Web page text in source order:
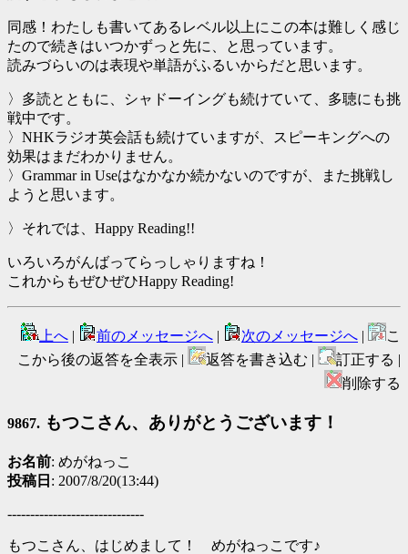
同感！わたしも書いてあるレベル以上にこの本は難しく感じ
たので続きはいつかずっと先に、と思っています。
読みづらいのは表現や単語がふるいからだと思います。
〉多読とともに、シャドーイングも続けていて、多聴にも挑
戦中です。
〉NHKラジオ英会話も続けていますが、スピーキングへの
効果はまだわかりません。
〉Grammar in Useはなかなか続かないのですが、また挑戦し
ようと思います。
〉それでは、Happy Reading!!
いろいろがんばってらっしゃりますね！
これからもぜひぜひHappy Reading!
上へ | 前のメッセージへ | 次のメッセージへ |
こ
こから後の返答を全表示 |
返答を書き込む |
訂正する |
削除する
9867. もつこさん、ありがとうございます！
お名前: めがねっこ
投稿日 : 2007/8/20(13:44)
------------------------------
もつこさん、はじめまして！ めがねっこです♪